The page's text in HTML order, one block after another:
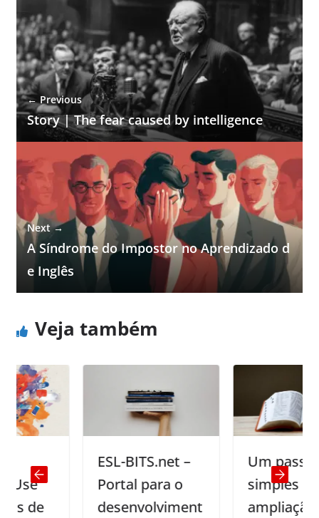
← Previous
Story | The fear caused by intelligence
Next →
A Síndrome do Impostor no Aprendizado d
e Inglês
Veja também
ESL-BITS.net –
Portal para o
desenvolviment
Um passo
simples para a
ampliação do